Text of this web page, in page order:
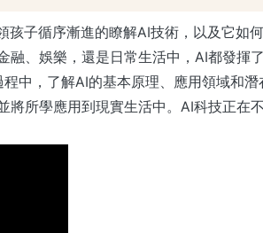
子循序漸進的瞭解AI技術，以及它如
、娛樂，還是日常生活中，AI都發揮
中，了解AI的基本原理、應用領域和
所學應用到現實生活中。AI科技正在